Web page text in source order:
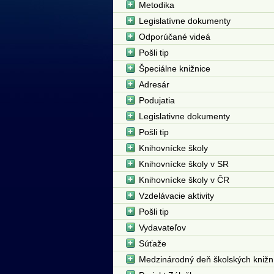
Metodika
Legislatívne dokumenty
Odporúčané videá
Pošli tip
Špeciálne knižnice
Adresár
Podujatia
Legislativne dokumenty
Pošli tip
Knihovnícke školy
Knihovnícke školy v SR
Knihovnícke školy v ČR
Vzdelávacie aktivity
Pošli tip
Vydavateľov
Súťaže
Medzinárodný deň školských